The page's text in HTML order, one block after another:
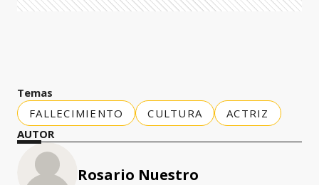
Temas
FALLECIMIENTO
CULTURA
ACTRIZ
AUTOR
Rosario Nuestro